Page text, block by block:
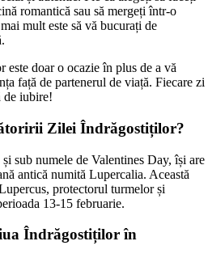
romantică sau să mergeți într-o
mult este să vă bucurați de
doar o ocazie în plus de a vă
față de partenerul de viață. Fiecare zi
de iubire!
Zilei Îndrăgostiților?
sub numele de Valentines Day, își are
antică numită Lupercalia. Această
protectorul turmelor și
13-15 februarie.
Îndrăgostiților în